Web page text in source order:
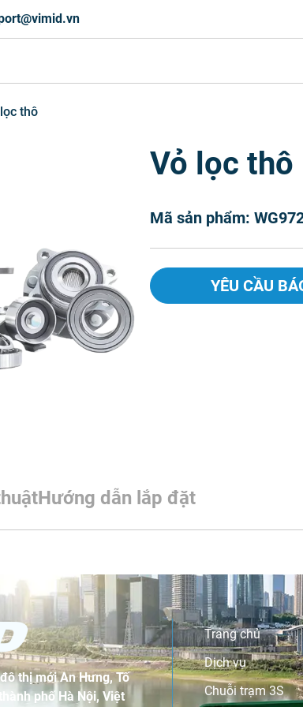
thô
Vỏ lọc thô
Mã sản phẩm:
YÊU CẦU
Hướng dẫn lắp đặt
thị mới An Hưng, Tố
phố Hà Nội, Việt
Trang chủ
Dịch vụ
Chuỗi trạm 3S